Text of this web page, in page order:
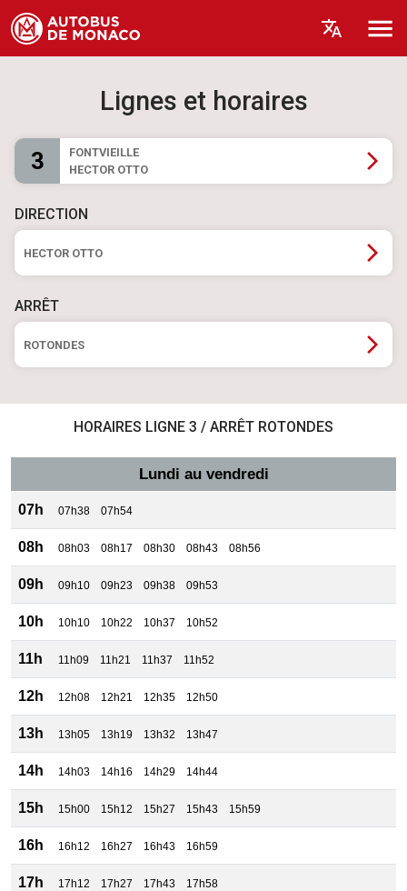
Lignes et horaires
3
FONTVIEILLE
HECTOR OTTO
DIRECTION
HECTOR OTTO
ARRÊT
ROTONDES
HORAIRES LIGNE 3 / ARRÊT ROTONDES
Lundi au vendredi
07h 07h38 07h54
08h 08h03 08h17 08h30 08h43 08h56
09h 09h10 09h23 09h38 09h53
10h 10h10 10h22 10h37 10h52
11h 11h09 11h21 11h37 11h52
12h 12h08 12h21 12h35 12h50
13h 13h05 13h19 13h32 13h47
14h 14h03 14h16 14h29 14h44
15h 15h00 15h12 15h27 15h43 15h59
16h 16h12 16h27 16h43 16h59
17h 17h12 17h27 17h43 17h58